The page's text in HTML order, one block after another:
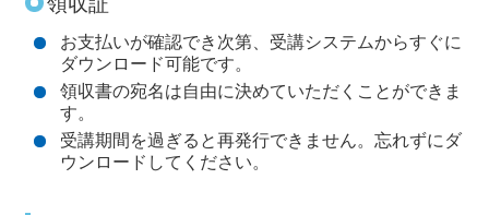
お支払いが確認でき次第、受講システムからすぐに
ダウンロード可能です。
領収書の宛名は自由に決めていただくことができま
す。
受講期間を過ぎると再発行できません。忘れずにダ
ウンロードしてください。